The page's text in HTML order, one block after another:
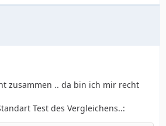
zusammen .. da bin ich mir recht
Test des Vergleichens..: